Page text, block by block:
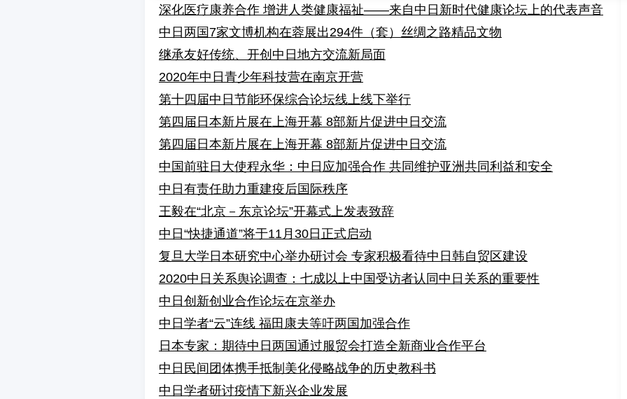
深化医疗康养合作 增进人类健康福祉——来自中日新时代健康论坛上的代表声音
中日两国7家文博机构在蓉展出294件（套）丝绸之路精品文物
继承友好传统、开创中日地方交流新局面
2020年中日青少年科技营在南京开营
第十四届中日节能环保综合论坛线上线下举行
第四届日本新片展在上海开幕 8部新片促进中日交流
第四届日本新片展在上海开幕 8部新片促进中日交流
中国前驻日大使程永华：中日应加强合作 共同维护亚洲共同利益和安全
中日有责任助力重建疫后国际秩序
王毅在“北京－东京论坛”开幕式上发表致辞
中日“快捷通道”将于11月30日正式启动
复旦大学日本研究中心举办研讨会 专家积极看待中日韩自贸区建设
2020中日关系舆论调查：七成以上中国受访者认同中日关系的重要性
中日创新创业合作论坛在京举办
中日学者“云”连线 福田康夫等吁两国加强合作
日本专家：期待中日两国通过服贸会打造全新商业合作平台
中日民间团体携手抵制美化侵略战争的历史教科书
中日学者研讨疫情下新兴企业发展